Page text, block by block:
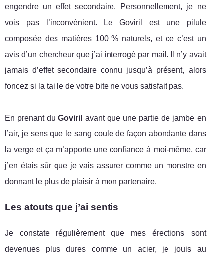
engendre un effet secondaire. Personnellement, je ne
vois pas l’inconvénient. Le Goviril est une pilule
composée des matières 100 % naturels, et ce c’est un
avis d’un chercheur que j’ai interrogé par mail. Il n’y avait
jamais d’effet secondaire connu jusqu’à présent, alors
foncez si la taille de votre bite ne vous satisfait pas.
En prenant duGoviril avant que une partie de jambe en
l’air, je sens que le sang coule de façon abondante dans
la verge et ça m’apporte une confiance à moi-même, car
j’en étais sûr que je vais assurer comme un monstre en
donnant le plus de plaisir à mon partenaire.
Les atouts que j’ai sentis
Je constate régulièrement que mes érections sont
devenues plus dures comme un acier, je jouis au